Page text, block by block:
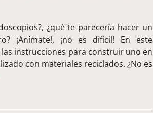
¿qué te parecería hacer un
¡Anímate!, ¡no es difícil! En este
instrucciones para construir uno en
con materiales reciclados. ¿No es